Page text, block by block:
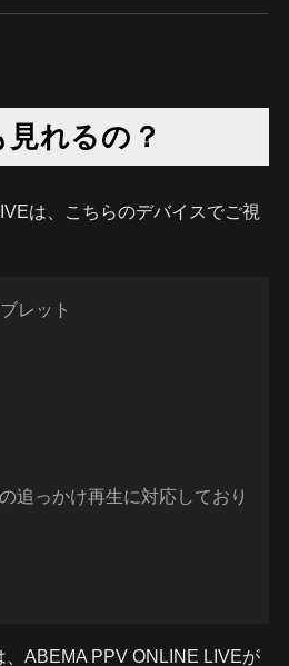
れるの？
は、こちらのデバイスでご視
レット
追っかけ再生に対応しており
ABEMA PPV ONLINE LIVEが